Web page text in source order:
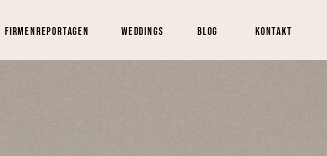
Weddings
Firmenreportagen Kontakt
Blog